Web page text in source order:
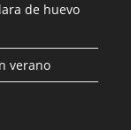
de huevo
verano